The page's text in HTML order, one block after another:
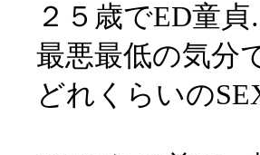
２５歳でED童
最悪最低の気分
どれくらいの